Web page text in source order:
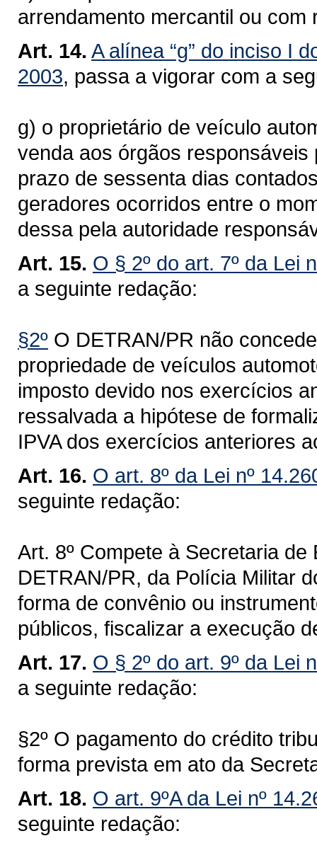
arrendamento mercantil ou com
Art. 14. A alínea “g” do inciso I
2003, passa a vigorar com a
g) o proprietário de veículo
venda aos órgãos
prazo de sessenta dias
geradores ocorridos entre o
dessa pela autoridade
Art. 15. O § 2º do art. 7º da Lei
a seguinte redação:
§2º O DETRAN/PR não
propriedade de veículos
imposto devido nos exercícios
ressalvada a hipótese de
IPVA dos exercícios anteriores
Art. 16. O art. 8º da Lei nº
seguinte redação:
Art. 8º Compete à Secretaria
DETRAN/PR, da Polícia Militar
forma de convênio ou
públicos, fiscalizar a execução
Art. 17. O § 2º do art. 9º da Lei
a seguinte redação:
§2º O pagamento do crédito
forma prevista em ato da
Art. 18. O art. 9ºA da Lei nº
seguinte redação: